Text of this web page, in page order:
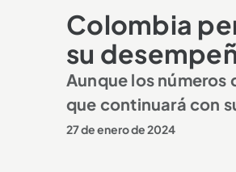
Colombia
su
Aunque los números
que continuará con
27 de enero de 2024